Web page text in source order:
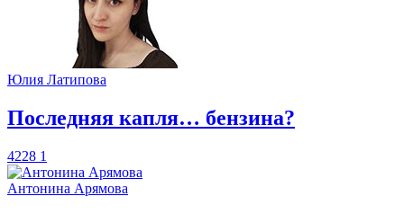
Юлия Латипова
​Последняя капля… бензина?
4228 1
Антонина Арямова